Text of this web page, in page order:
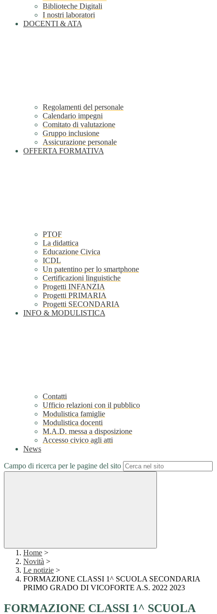
Biblioteche Digitali
I nostri laboratori
DOCENTI & ATA
Regolamenti del personale
Calendario impegni
Comitato di valutazione
Gruppo inclusione
Assicurazione personale
OFFERTA FORMATIVA
PTOF
La didattica
Educazione Civica
ICDL
Un patentino per lo smartphone
Certificazioni linguistiche
Progetti INFANZIA
Progetti PRIMARIA
Progetti SECONDARIA
INFO & MODULISTICA
Contatti
Ufficio relazioni con il pubblico
Modulistica famiglie
Modulistica docenti
M.A.D. messa a disposizione
Accesso civico agli atti
News
Campo di ricerca per le pagine del sito
Home >
Novità >
Le notizie >
FORMAZIONE CLASSI 1^ SCUOLA SECONDARIA
PRIMO GRADO DI VICOFORTE A.S. 2022 2023
FORMAZIONE CLASSI 1^ SCUOLA